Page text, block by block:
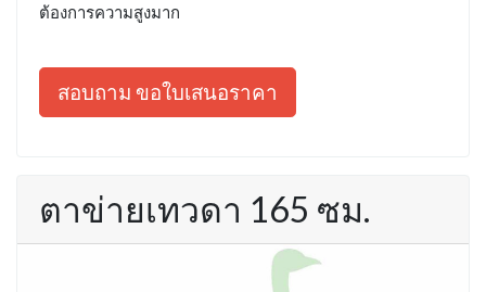
ต้องการความสูงมาก
สอบถาม ขอใบเสนอราคา
ตาข่ายเทวดา 165 ซม.